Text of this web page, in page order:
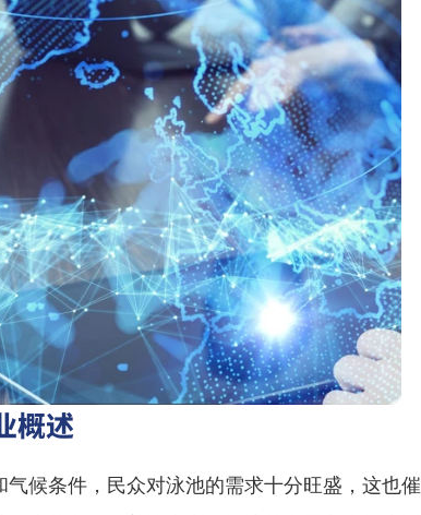
概述
候条件，民众对泳池的需求十分旺盛，这也